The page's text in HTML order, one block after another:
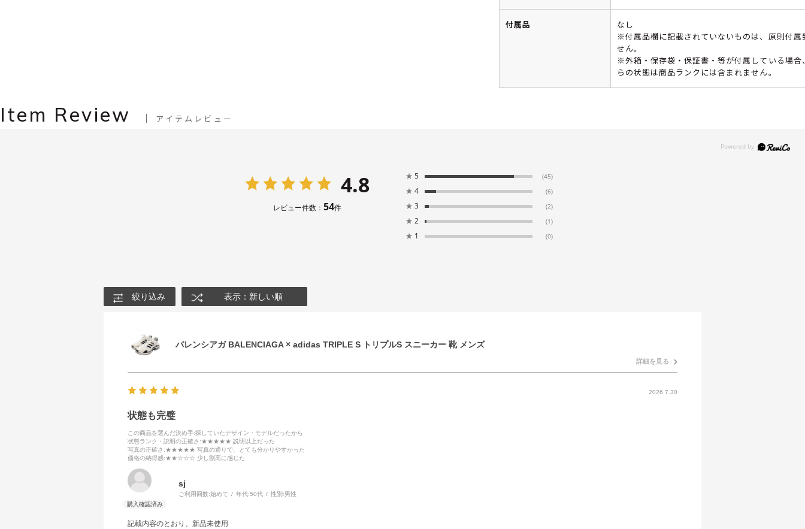
付属品
なし
※付属品欄に記載されていないものは、原則付属
せん。
※外箱・保存袋・保証書・等が付属している場合
らの状態は商品ランクには含まれません。
Item Review アイテムレビュー
4.8
レビュー件数： 54件
★ 5 (45)
★ 4 (6)
★ 3 (2)
★ 2 (1)
★ 1 (0)
絞り込み 表示：新しい順
バレンシアガ BALENCIAGA × adidas TRIPLE S トリプルS スニーカー 靴 メンズ
詳細を見る
2026.7.30
状態も完璧
この商品を選んだ決め手:探していたデザイン・モデルだったから
状態ランク・説明の正確さ :★★★★★ 説明以上だった
写真の正確さ :★★★★★ 写真の通りで、とても分かりやすかった
価格の納得感:★★☆☆☆ 少し割高に感じた
sj
ご利用回数:始めて 年代:50代 性別:男性
記載内容のとおり、新品未使用